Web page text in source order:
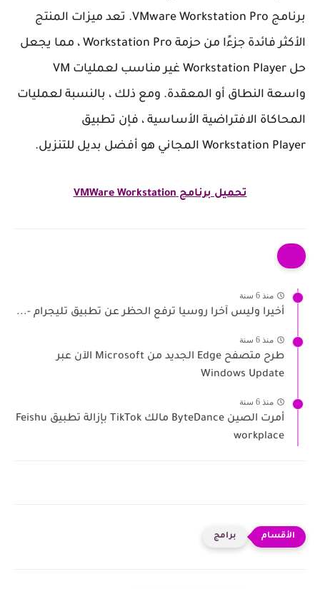
برنامج VMware Workstation Pro. تعد ميزات المنتج
الأكثر فائدة جزءًا من حزمة Workstation Pro ، مما يجعل
حل Workstation Player غير مناسب لعمليات VM
واسعة النطاق أو المعقدة. ومع ذلك ، بالنسبة لعمليات
المحاكاة الافتراضية الأساسية ، فإن تطبيق
Workstation Player المجاني هو أفضل بديل للتنزيل.
تحميل برنامج VMWare Workstation
منذ 6 سنة
أخيرا وليس آخرا روسيا ترفع الحظر عن تطبيق تليجرام -...
منذ 6 سنة
طرح متصفح Edge الجديد من Microsoft الآن عبر
Windows Update
منذ 6 سنة
أمرت الصين ByteDance مالك TikTok بإزالة تطبيق Feishu
workplace
برامج